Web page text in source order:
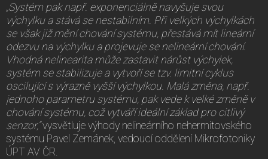
„Systém pak např. exponenciálně navyšuje svou
výchylku a stává se nestabilním. Při velkých výchylkách
se však již mění chování systému, přestává mít lineární
odezvu na výchylku a projevuje se nelineární chování.
Vhodná nelinearita může zastavit nárůst výchylek,
systém se stabilizuje a vytvoří se tzv. limitní cyklus
oscilující s výrazně vyšší výchylkou. Malá změna, např.
jednoho parametru systému, pak vede k velké změně v
chování systému, což vytváří ideální základ pro citlivý
senzor,“vysvětluje výhody nelineárního nehermitovského
systému Pavel Zemánek, vedoucí oddělení Mikrofotoniky
ÚPT AV ČR.